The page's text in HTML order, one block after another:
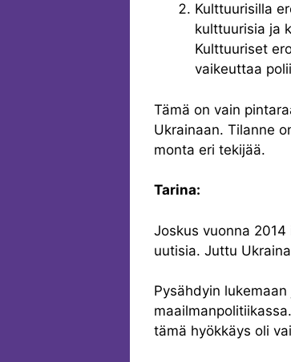
Kulttuurisilla
kulttuurisia ja
Kulttuuriset
vaikeuttaa
Tämä on vain
Ukrainaan. Tilanne
monta eri tekijää.
Tarina:
Joskus vuonna
uutisia. Juttu
Pysähdyin
tämä hyökkäys oli